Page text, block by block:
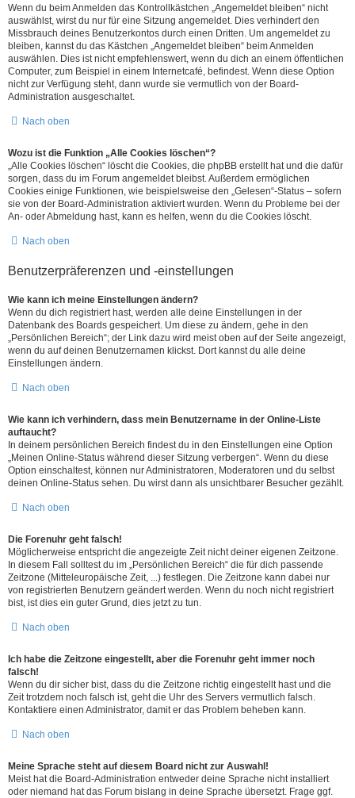
Wenn du beim Anmelden das Kontrollkästchen „Angemeldet bleiben“ nicht
auswählst, wirst du nur für eine Sitzung angemeldet. Dies verhindert den
Missbrauch deines Benutzerkontos durch einen Dritten. Um angemeldet zu
bleiben, kannst du das Kästchen „Angemeldet bleiben“ beim Anmelden
auswählen. Dies ist nicht empfehlenswert, wenn du dich an einem öffentlichen
Computer, zum Beispiel in einem Internetcafé, befindest. Wenn diese Option
nicht zur Verfügung steht, dann wurde sie vermutlich von der Board-
Administration ausgeschaltet.
Nach oben
Wozu ist die Funktion „Alle Cookies löschen“?
„Alle Cookies löschen“ löscht die Cookies, die phpBB erstellt hat und die dafür
sorgen, dass du im Forum angemeldet bleibst. Außerdem ermöglichen
Cookies einige Funktionen, wie beispielsweise den „Gelesen“-Status – sofern
sie von der Board-Administration aktiviert wurden. Wenn du Probleme bei der
An- oder Abmeldung hast, kann es helfen, wenn du die Cookies löscht.
Nach oben
Benutzerpräferenzen und -einstellungen
Wie kann ich meine Einstellungen ändern?
Wenn du dich registriert hast, werden alle deine Einstellungen in der
Datenbank des Boards gespeichert. Um diese zu ändern, gehe in den
„Persönlichen Bereich“; der Link dazu wird meist oben auf der Seite angezeigt,
wenn du auf deinen Benutzernamen klickst. Dort kannst du alle deine
Einstellungen ändern.
Nach oben
Wie kann ich verhindern, dass mein Benutzername in der Online-Liste
auftaucht?
In deinem persönlichen Bereich findest du in den Einstellungen eine Option
„Meinen Online-Status während dieser Sitzung verbergen“. Wenn du diese
Option einschaltest, können nur Administratoren, Moderatoren und du selbst
deinen Online-Status sehen. Du wirst dann als unsichtbarer Besucher gezählt.
Nach oben
Die Forenuhr geht falsch!
Möglicherweise entspricht die angezeigte Zeit nicht deiner eigenen Zeitzone.
In diesem Fall solltest du im „Persönlichen Bereich“ die für dich passende
Zeitzone (Mitteleuropäische Zeit, ...) festlegen. Die Zeitzone kann dabei nur
von registrierten Benutzern geändert werden. Wenn du noch nicht registriert
bist, ist dies ein guter Grund, dies jetzt zu tun.
Nach oben
Ich habe die Zeitzone eingestellt, aber die Forenuhr geht immer noch
falsch!
Wenn du dir sicher bist, dass du die Zeitzone richtig eingestellt hast und die
Zeit trotzdem noch falsch ist, geht die Uhr des Servers vermutlich falsch.
Kontaktiere einen Administrator, damit er das Problem beheben kann.
Nach oben
Meine Sprache steht auf diesem Board nicht zur Auswahl!
Meist hat die Board-Administration entweder deine Sprache nicht installiert
oder niemand hat das Forum bislang in deine Sprache übersetzt. Frage ggf.